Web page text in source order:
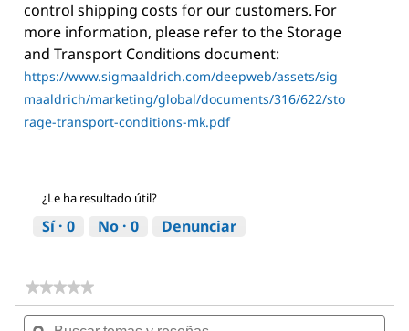
control shipping costs for our customers. For
more information, please refer to the Storage
and Transport Conditions document:
https://www.sigmaaldrich.com/deepweb/assets/sig
maaldrich/marketing/global/documents/316/622/sto
rage-transport-conditions-mk.pdf
¿Le ha resultado útil?
Sí · 0 No · 0 Denunciar
★★★★★
★★★★★
hay
Buscar